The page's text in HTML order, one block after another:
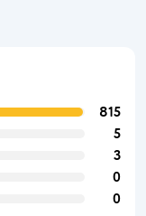
815
5
3
0
0